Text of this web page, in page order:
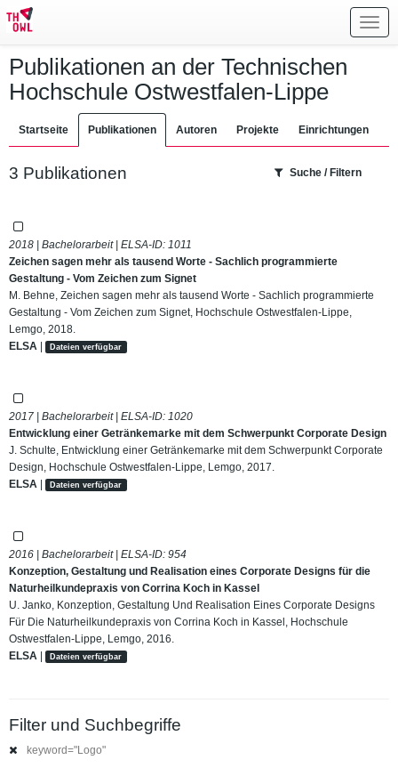
Publikationen an der Technischen
Hochschule Ostwestfalen-Lippe
Startseite Publikationen Autoren Projekte Einrichtungen
3 Publikationen Suche / Filtern
2018 | Bachelorarbeit | ELSA-ID: 1011
Zeichen sagen mehr als tausend Worte - Sachlich programmierte
Gestaltung - Vom Zeichen zum Signet
M. Behne, Zeichen sagen mehr als tausend Worte - Sachlich programmierte
Gestaltung - Vom Zeichen zum Signet, Hochschule Ostwestfalen-Lippe,
Lemgo, 2018.
ELSA | Dateien verfügbar
2017 | Bachelorarbeit | ELSA-ID: 1020
Entwicklung einer Getränkemarke mit dem Schwerpunkt Corporate Design
J. Schulte, Entwicklung einer Getränkemarke mit dem Schwerpunkt Corporate
Design, Hochschule Ostwestfalen-Lippe, Lemgo, 2017.
ELSA | Dateien verfügbar
2016 | Bachelorarbeit | ELSA-ID: 954
Konzeption, Gestaltung und Realisation eines Corporate Designs für die
Naturheilkundepraxis von Corrina Koch in Kassel
U. Janko, Konzeption, Gestaltung Und Realisation Eines Corporate Designs
Für Die Naturheilkundepraxis von Corrina Koch in Kassel, Hochschule
Ostwestfalen-Lippe, Lemgo, 2016.
ELSA | Dateien verfügbar
Filter und Suchbegriffe
keyword="Logo"